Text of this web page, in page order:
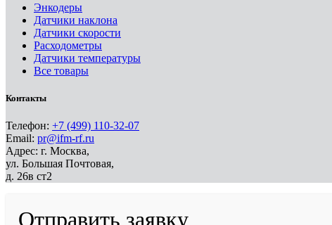
Энкодеры
Датчики наклона
Датчики скорости
Расходометры
Датчики температуры
Все товары
Контакты
Телефон: +7 (499) 110-32-07
Email: pr@ifm-rf.ru
Адрес: г. Москва,
ул. Большая Почтовая,
д. 26в ст2
Отправить заявку